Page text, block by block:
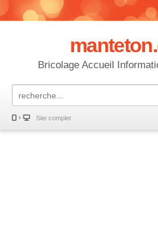
Bricolage Accueil
Site complet